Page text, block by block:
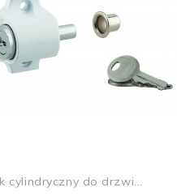
cylindryczny do drzwi...